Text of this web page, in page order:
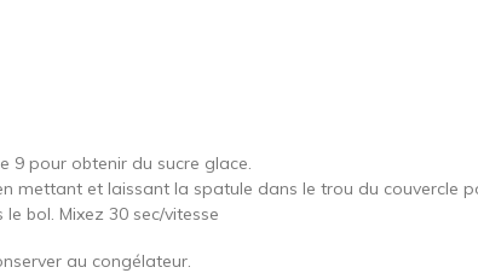
9 pour obtenir du sucre glace.
mettant et laissant la spatule dans le trou du couvercle
bol. Mixez 30 sec/vitesse
au congélateur.